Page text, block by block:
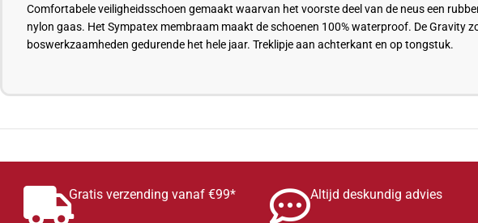
Comfortabele veiligheidsschoen gemaakt waarvan het voorste deel van de neus een
nylon gaas. Het Sympatex membraam maakt de schoenen 100% waterproof. DeGravity
boswerkzaamheden gedurende het hele jaar. Treklipje aan achterkant en op tongstuk.
Gratis verzending vanaf €99* Altijd deskundig advies